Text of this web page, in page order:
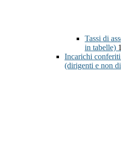
Tassi di
in tabelle)
Incarichi
(dirigenti e non